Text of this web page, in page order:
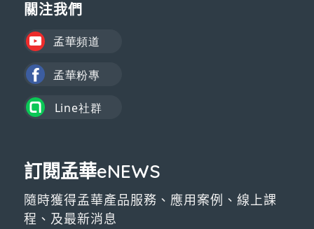
關注我們
訂閱孟華eNEWS
隨時獲得孟華產品服務、應用案例、線上課
程、及最新消息